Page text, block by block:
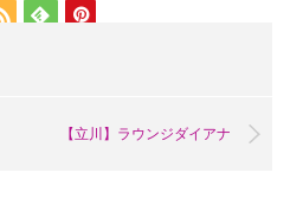
【立川】ラウンジダイアナ